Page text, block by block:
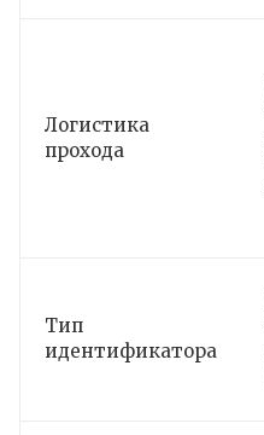
Логистика
прохода
Тип
идентификатора